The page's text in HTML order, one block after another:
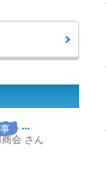
...
会 さん